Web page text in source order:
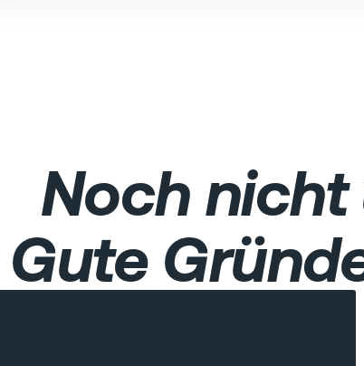
Noch
Gute